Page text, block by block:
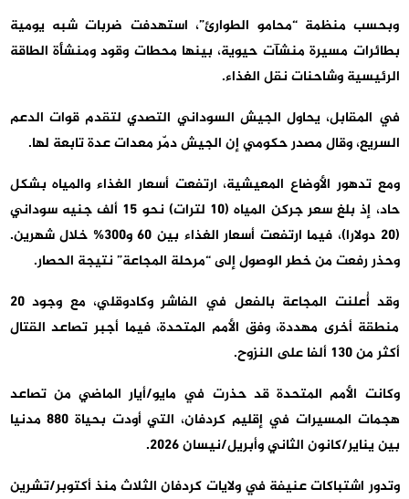
وبحسب منظمة “محامو الطوارئ”، استهدفت ضربات شبه يومية
بطائرات مسيرة منشآت حيوية، بينها محطات وقود ومنشأة الطاقة
الرئيسية وشاحنات نقل الغذاء.
في المقابل، يحاول الجيش السوداني التصدي لتقدم قوات الدعم
السريع، وقال مصدر حكومي إن الجيش دمّر معدات عدة تابعة لها.
ومع تدهور الأوضاع المعيشية، ارتفعت أسعار الغذاء والمياه بشكل
حاد، إذ بلغ سعر جركن المياه (10 لترات) نحو 15 ألف جنيه سوداني
(20 دولارا)، فيما ارتفعت أسعار الغذاء بين 60 و300% خلال شهرين.
وحذر رفعت من خطر الوصول إلى “مرحلة المجاعة” نتيجة الحصار.
وقد أُعلنت المجاعة بالفعل في الفاشر وكادوقلي، مع وجود 20
منطقة أخرى مهددة، وفق الأمم المتحدة، فيما أجبر تصاعد القتال
أكثر من 130 ألفا على النزوح.
وكانت الأمم المتحدة قد حذرت في مايو/أيار الماضي من تصاعد
هجمات المسيرات في إقليم كردفان، التي أودت بحياة 880 مدنيا
بين يناير/كانون الثاني وأبريل/نيسان 2026.
وتدور اشتباكات عنيفة في ولايات كردفان الثلاث منذ أكتوبر/تشرين